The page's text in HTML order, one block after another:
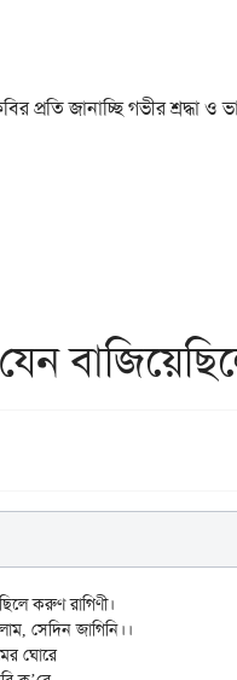
প্রতি জানাচ্ছি গভীর
করুণ রাগিণী।
সেদিন জাগিনি।।